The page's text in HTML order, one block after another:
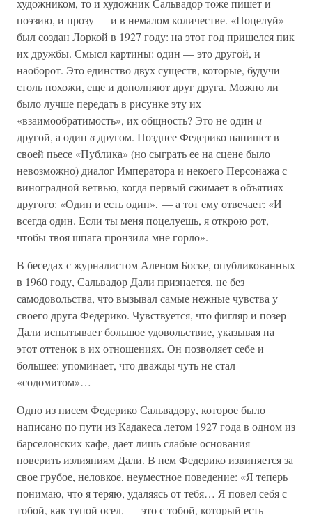
художником, то и художник Сальвадор тоже пишет и
поэзию, и прозу — и в немалом количестве. «Поцелуй»
был создан Лоркой в 1927 году: на этот год пришелся пик
их дружбы. Смысл картины: один — это другой, и
наоборот. Это единство двух существ, которые, будучи
столь похожи, еще и дополняют друг друга. Можно ли
было лучше передать в рисунке эту их
«взаимообратимость», их общность? Это не один и
другой, а один в другом. Позднее Федерико напишет в
своей пьесе «Публика» (но сыграть ее на сцене было
невозможно) диалог Императора и некоего Персонажа с
виноградной ветвью, когда первый сжимает в объятиях
другого: «Один и есть один», — а тот ему отвечает: «И
всегда один. Если ты меня поцелуешь, я открою рот,
чтобы твоя шпага пронзила мне горло».
В беседах с журналистом Аленом Боске, опубликованных
в 1960 году, Сальвадор Дали признается, не без
самодовольства, что вызывал самые нежные чувства у
своего друга Федерико. Чувствуется, что фигляр и позер
Дали испытывает большое удовольствие, указывая на
этот оттенок в их отношениях. Он позволяет себе и
большее: упоминает, что дважды чуть не стал
«содомитом»…
Одно из писем Федерико Сальвадору, которое было
написано по пути из Кадакеса летом 1927 года в одном из
барселонских кафе, дает лишь слабые основания
поверить излияниям Дали. В нем Федерико извиняется за
свое грубое, неловкое, неуместное поведение: «Я теперь
понимаю, что я теряю, удаляясь от тебя… Я повел себя с
тобой, как тупой осел, — это с тобой, который есть